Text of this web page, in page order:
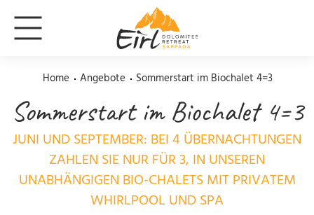
Home Angebote Sommerstart im Biochalet 4=3
Sommerstart im Biochalet 4=3
JUNI UND SEPTEMBER: BEI 4 ÜBERNACHTUNGEN
ZAHLEN SIE NUR FÜR 3, IN UNSEREN
UNABHÄNGIGEN BIO-CHALETS MIT PRIVATEM
WHIRLPOOL UND SPA